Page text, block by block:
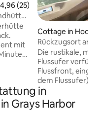
Bewertung:
4,96 (25)
mit
Cottage in
Rückzugsort am
Die rustikale,
Flussufer verfügt
Flussfront, eingezäunter Hof (außer
dem Flussufer). Die hintere Terrasse
verfügt über
schönen
Fluss. Der Fluss
in
Grays Harbor